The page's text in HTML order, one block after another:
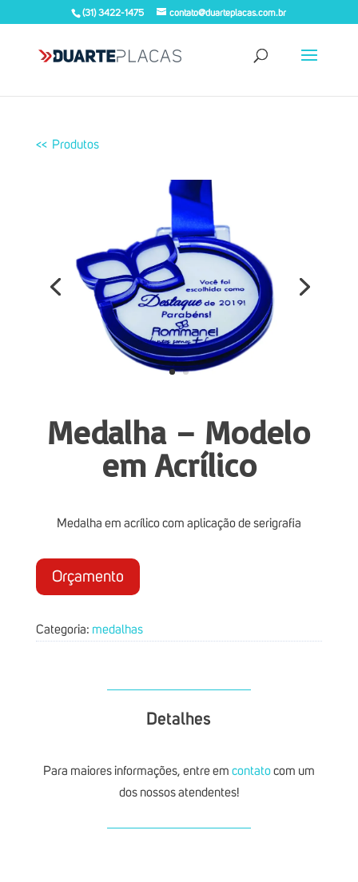
(31) 3422-1475 contato@duarteplacas.com.br
<< Produtos
Medalha – Modelo
em Acrílico
Medalha em acrílico com aplicação de serigrafia
Orçamento
Categoria: medalhas
Detalhes
Para maiores informações, entre em contatocom um
dos nossos atendentes!